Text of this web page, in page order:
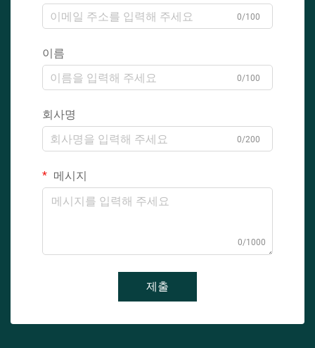
0/100
이름
0/100
회사명
0/200
메시지
0/1000
제출